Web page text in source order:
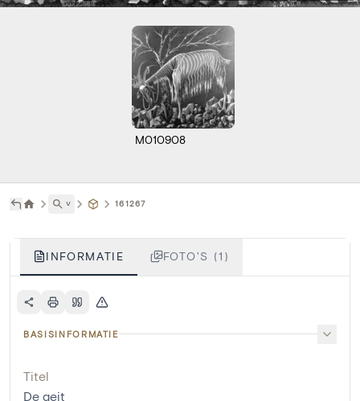
M010908
˅ 161267
INFORMATIE FOTO'S (1)
BASISINFORMATIE
Titel
De geit